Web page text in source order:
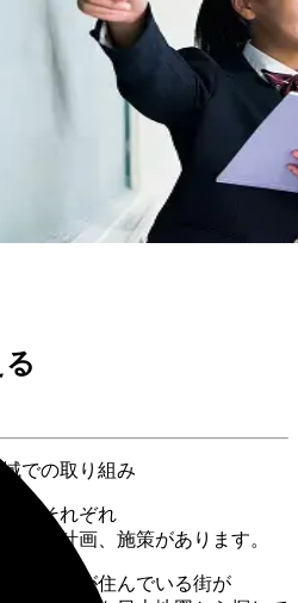
での取り組み
にはそれぞれ
めの計画、施策があります。
は自分が住んでいる街が